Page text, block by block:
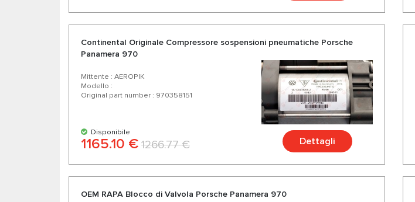
Continental Originale Compressore sospensioni pneumatiche Porsche
Panamera 970
Mittente : AEROPIK
Modello :
Original part number : 970358151
Disponibile
1165.10 € 1266.77 € Dettagli
OEM RAPA Blocco di Valvola Porsche Panamera 970